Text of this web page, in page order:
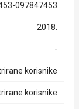
097847453
2018.
-
korisnike
korisnike